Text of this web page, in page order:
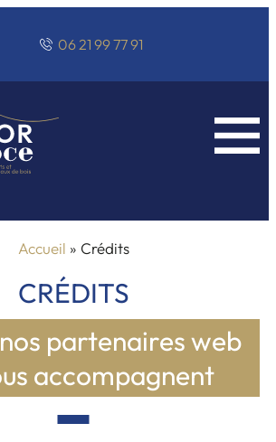
06 21 99 77 91
Accueil » Crédits
CRÉDITS
partenaires web
accompagnent